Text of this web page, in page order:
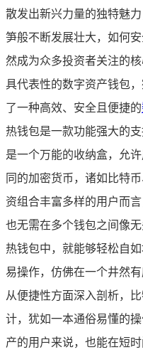
散发出新兴力量的独特魅
笋般不断发展壮大，如何
然成为众多投资者关注的
具代表性的数字资产钱包
了一种高效、安全且便捷的
热钱包是一款功能强大的
是一个万能的收纳盒，允
同的加密货币，诸如比特币
资组合丰富多样的用户而
也无需在多个钱包之间像
热钱包中，就能够轻松自
易操作，仿佛在一个井然
从便捷性方面深入剖析，
计，犹如一本通俗易懂的
产的用户来说，也能在短